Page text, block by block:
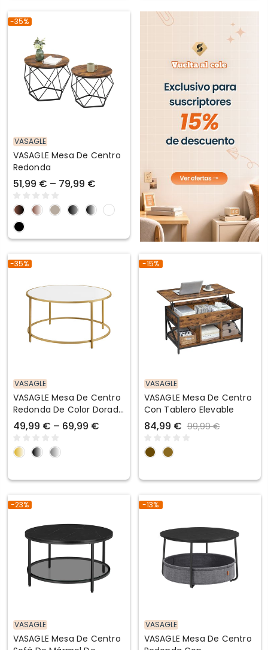
-35%
VASAGLE
VASAGLE Mesa De Centro
Redonda
51,99 € – 79,99 €
-35%
VASAGLE
VASAGLE Mesa De Centro
Redonda De Color Dorado
Y Blanco
49,99 € – 69,99 €
-15%
VASAGLE
VASAGLE Mesa De Centro
Con Tablero Elevable
84,99 € 99,99 €
-23%
VASAGLE
VASAGLE Mesa De Centro
-13%
VASAGLE
VASAGLE Mesa De Centro